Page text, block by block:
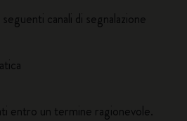
canali di segnalazione
entro un termine ragionevole.